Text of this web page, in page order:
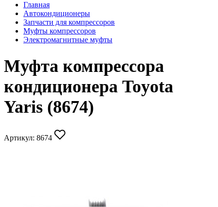
Главная
Автокондиционеры
Запчасти для компрессоров
Муфты компрессоров
Электромагнитные муфты
Муфта компрессора
кондиционера Toyota
Yaris (8674)
Артикул: 8674